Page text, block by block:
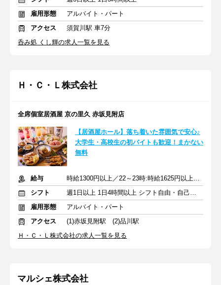
雇用形態
アルバイト・パート
アクセス
須賀川駅 車7分
呑み処 くし輝の求人一覧を見る
Ｈ・Ｃ・Ｌ株式会社
全席個室居酒屋 京の里久 赤坂見附店
【居酒屋ホール】落ち着いた雰囲気で安心♪
大学生・高校生の初バイトも歓迎！まかない
無料
給与
時給1300円以上／22～23時:時給1625円以上+交通費
シフト
週1日以上 1日4時間以上 シフト自由・自己申告
雇用形態
アルバイト・パート
アクセス
(1)赤坂見附駅 (2)品川駅
Ｈ・Ｃ・Ｌ株式会社の求人一覧を見る
マルシェ株式会社